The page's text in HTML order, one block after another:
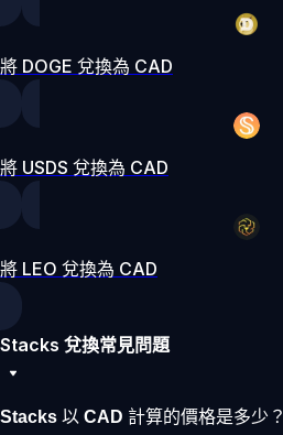
將 DOGE 兌換為 CAD
將 USDS 兌換為 CAD
將 LEO 兌換為 CAD
Stacks 兌換常見問題
Stacks 以 CAD 計算的價格是多少？